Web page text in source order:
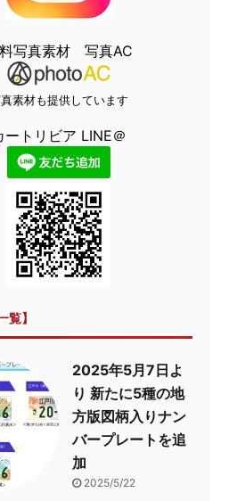
写真素材 写真AC
素材も提供しています
ートリビア LINE＠
覧】
2025年5月7日よ
り 新たに5種の地
方版図柄入りナン
バープレートを追
加
2025/5/22